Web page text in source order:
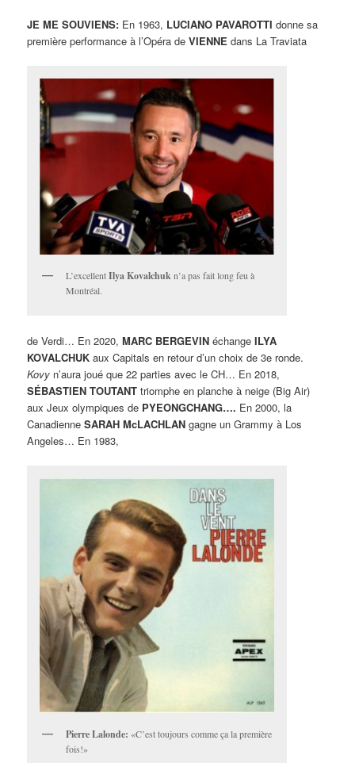
JE ME SOUVIENS: En 1963, LUCIANO PAVAROTTI donne sa
première performance à l’Opéra deVIENNE dans La Traviata
L’excellentIlya Kovalchukn’a pas fait long feu à
Montréal.
de Verdi… En 2020,MARC BERGEVIN échangeILYA
KOVALCHUK aux Capitals en retour d’un choix de 3e ronde.
Kovy n’aura joué que 22 parties avec le CH… En 2018,
SÉBASTIEN TOUTANT triomphe en planche à neige (Big Air)
aux Jeux olympiques de PYEONGCHANG…. En 2000, la
CanadienneSARAH McLACHLAN gagne un Grammy à Los
Angeles… En 1983,
Pierre Lalonde: «C’est toujours comme ça la première
fois!»